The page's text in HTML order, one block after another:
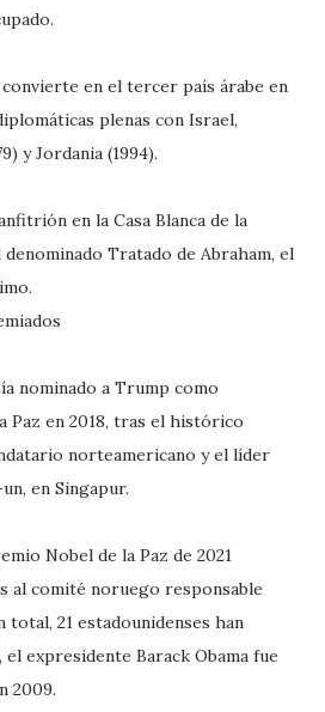
en el tercer país árabe en
plenas con Israel,
y Jordania (1994).
en la Casa Blanca de la
Tratado de Abraham, el
nominado a Trump como
Paz en 2018, tras el histórico
norteamericano y el líder
en Singapur.
Nobel de la Paz de 2021
al comité noruego responsable
total, 21 estadounidenses han
expresidente Barack Obama fue
2009.